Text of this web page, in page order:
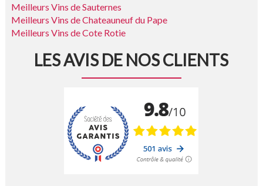
Meilleurs Vins de Sauternes
Meilleurs Vins de Chateauneuf du Pape
Meilleurs Vins de Cote Rotie
LES AVIS DE NOS CLIENTS